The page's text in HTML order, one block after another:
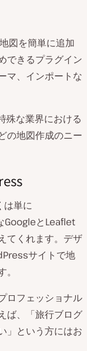
図を簡単に追加
できるプラグイン
マ、インポートな
殊な業界における
の地図作成のニー
は単に
GoogleとLeaflet
てくれます。デザ
サイトで地
ロフェッショナル
ば、「旅行ブログ
」という方にはお